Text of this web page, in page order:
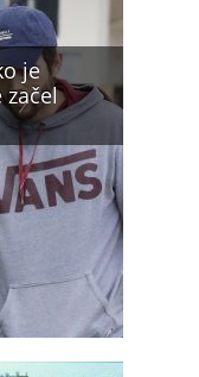
je
začel